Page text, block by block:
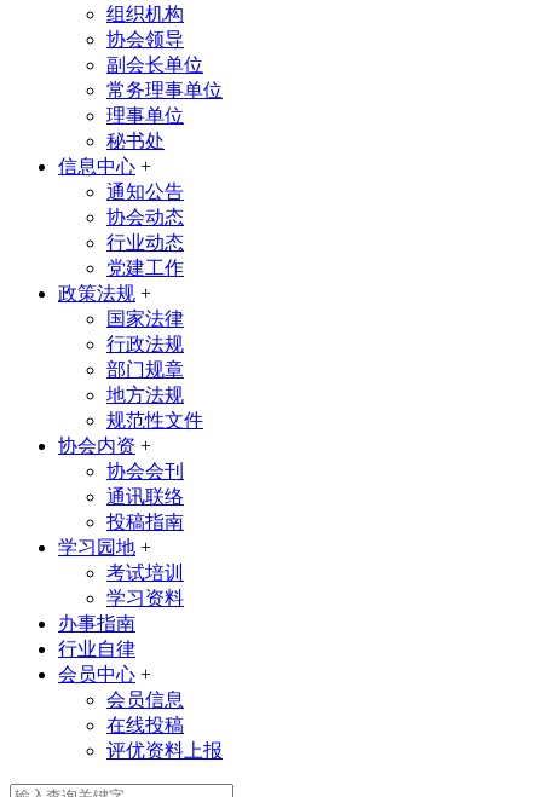
组织机构
协会领导
副会长单位
常务理事单位
理事单位
秘书处
信息中心 +
通知公告
协会动态
行业动态
党建工作
政策法规 +
国家法律
行政法规
部门规章
地方法规
规范性文件
协会内资 +
协会会刊
通讯联络
投稿指南
学习园地 +
考试培训
学习资料
办事指南
行业自律
会员中心 +
会员信息
在线投稿
评优资料上报